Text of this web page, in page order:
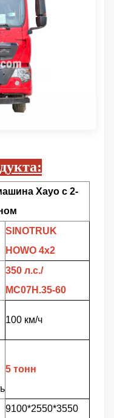
Хауо с 2-
SINOTRUK
HOWO 4x2
350 л.с./
MC07H.35-60
100 км/ч
5 тонн
9100*2550*3550